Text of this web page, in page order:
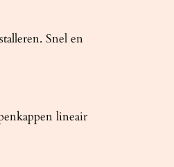
Snel en
lineair